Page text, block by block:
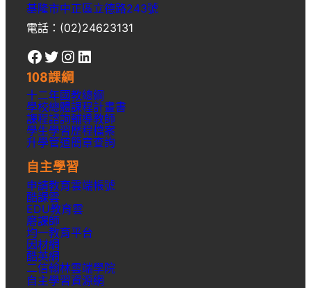
基隆市中正區立德路243號
電話：(02)24623131
Facebook Twitter Instagram LinkedIn
108課綱
十二年國教總綱
學校總體課程計畫書
課程諮詢輔導教師
學生學習歷程檔案
升學管道簡章查詢
自主學習
申請教育雲端帳號
酷課雲
EDU教育雲
磨課師
均一教育平台
因材網
酷英網
二信翰林雲端學院
自主學習資源網